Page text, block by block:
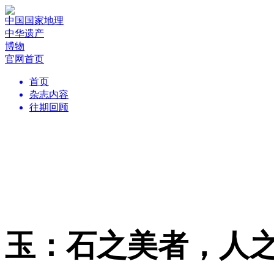
中国国家地理
中华遗产
博物
官网首页
首页
杂志内容
往期回顾
玉：石之美者，人